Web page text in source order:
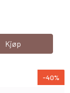
Kjøp
-40%